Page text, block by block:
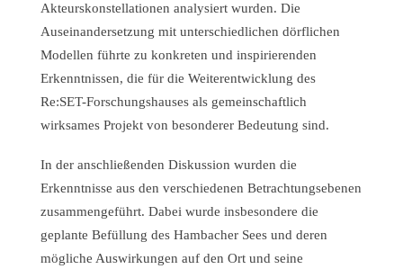
Akteurskonstellationen analysiert wurden. Die
Auseinandersetzung mit unterschiedlichen dörflichen
Modellen führte zu konkreten und inspirierenden
Erkenntnissen, die für die Weiterentwicklung des
Re:SET-Forschungshauses als gemeinschaftlich
wirksames Projekt von besonderer Bedeutung sind.
In der anschließenden Diskussion wurden die
Erkenntnisse aus den verschiedenen Betrachtungsebenen
zusammengeführt. Dabei wurde insbesondere die
geplante Befüllung des Hambacher Sees und deren
mögliche Auswirkungen auf den Ort und seine